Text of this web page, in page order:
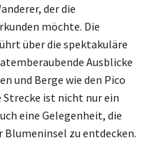
der die
möchte. Die
über die spektakuläre
Ausblicke
und Berge wie den Pico
ist nicht nur ein
eine Gelegenheit, die
Blumeninsel zu entdecken.